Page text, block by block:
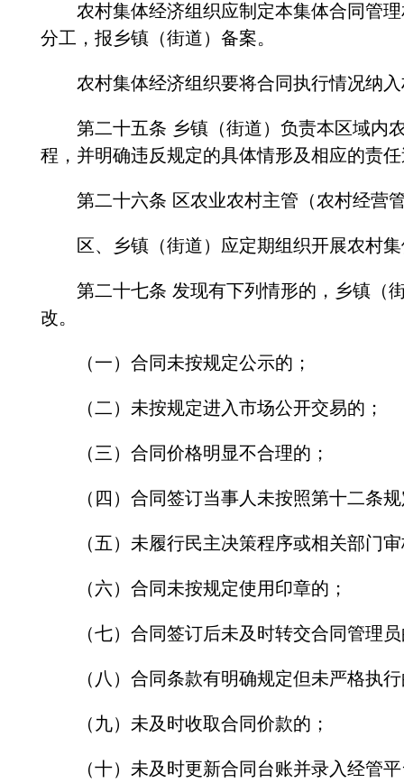
农村集体经济组织应制定本集体合同管理
分工，报乡镇（街道）备案。
农村集体经济组织要将合同执行情况纳入
第二十五条 乡镇（街道）负责本区域内农
程，并明确违反规定的具体情形及相应的责
第二十六条 区农业农村主管（农村经营管
区、乡镇（街道）应定期组织开展农村集
第二十七条 发现有下列情形的，乡镇（街
改。
（一）合同未按规定公示的；
（二）未按规定进入市场公开交易的；
（三）合同价格明显不合理的；
（四）合同签订当事人未按照第十二条规
（五）未履行民主决策程序或相关部门审
（六）合同未按规定使用印章的；
（七）合同签订后未及时转交合同管理员
（八）合同条款有明确规定但未严格执行
（九）未及时收取合同价款的；
（十）未及时更新合同台账并录入经管平